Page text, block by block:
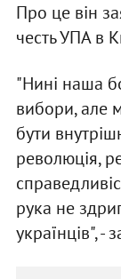
Про це він
честь УПА в
"Нині наша
вибори, але
бути
революція,
рука не
українців", -